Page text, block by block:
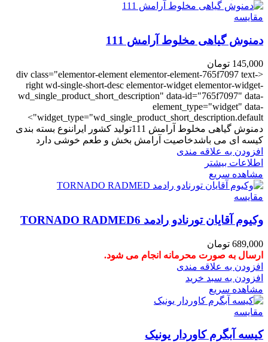
مقایسه
دمنوش گیاهی مخلوط آرامش 111
145,000 تومان
<div class="elementor-element elementor-element-765f7097 text-
right wd-single-short-desc elementor-widget elementor-widget-
wd_single_product_short_description" data-id="765f7097" data-
element_type="widget" data-
widget_type="wd_single_product_short_description.default">
دمنوش گیاهی مخلوط آرامش 111تولید کشور ایراننوع بسته بندی
کیسه ای می باشدخاصیت آرامش بخش و طعم خوشی دارد
افزودن به علاقه مندی
اطلاعات بیشتر
مشاهده سریع
مقایسه
وکیوم آقایان تورنادو رادمد TORNADO RADMED6
689,000 تومان
ارسال به صورت محرمانه انجام می شود.
افزودن به علاقه مندی
افزودن به سبد خرید
مشاهده سریع
مقایسه
کیسه آبگرم کاوردار یونیک